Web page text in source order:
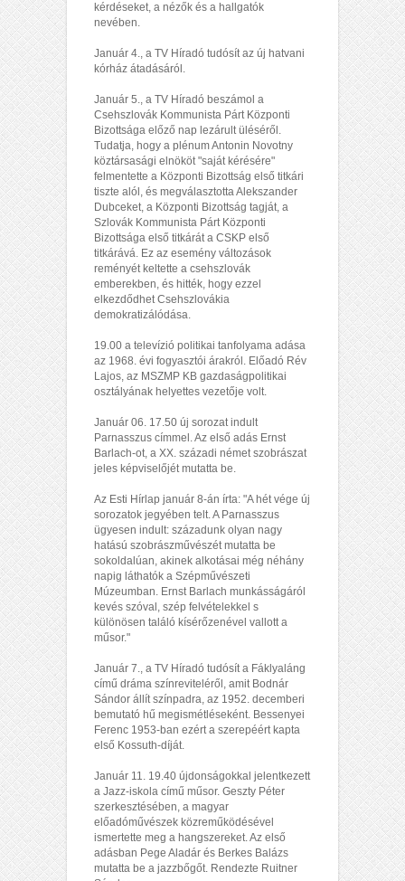
kérdéseket, a nézők és a hallgatók
nevében.
Január 4., a TV Híradó tudósít az új hatvani
kórház átadásáról.
Január 5., a TV Híradó beszámol a
Csehszlovák Kommunista Párt Központi
Bizottsága előző nap lezárult üléséről.
Tudatja, hogy a plénum Antonin Novotny
köztársasági elnököt "saját kérésére"
felmentette a Központi Bizottság első titkári
tiszte alól, és megválasztotta Alekszander
Dubceket, a Központi Bizottság tagját, a
Szlovák Kommunista Párt Központi
Bizottsága első titkárát a CSKP első
titkárává. Ez az esemény változások
reményét keltette a csehszlovák
emberekben, és hitték, hogy ezzel
elkezdődhet Csehszlovákia
demokratizálódása.
19.00 a televízió politikai tanfolyama adása
az 1968. évi fogyasztói árakról. Előadó Rév
Lajos, az MSZMP KB gazdaságpolitikai
osztályának helyettes vezetője volt.
Január 06. 17.50 új sorozat indult
Parnasszus címmel. Az első adás Ernst
Barlach-ot, a XX. századi német szobrászat
jeles képviselőjét mutatta be.
Az Esti Hírlap január 8-án írta: "A hét vége új
sorozatok jegyében telt. A Parnasszus
ügyesen indult: századunk olyan nagy
hatású szobrászművészét mutatta be
sokoldalúan, akinek alkotásai még néhány
napig láthatók a Szépművészeti
Múzeumban. Ernst Barlach munkásságáról
kevés szóval, szép felvételekkel s
különösen találó kísérőzenével vallott a
műsor."
Január 7., a TV Híradó tudósít a Fáklyaláng
című dráma színreviteléről, amit Bodnár
Sándor állít színpadra, az 1952. decemberi
bemutató hű megismétléseként. Bessenyei
Ferenc 1953-ban ezért a szerepéért kapta
első Kossuth-díját.
Január 11. 19.40 újdonságokkal jelentkezett
a Jazz-iskola című műsor. Geszty Péter
szerkesztésében, a magyar
előadóművészek közreműködésével
ismertette meg a hangszereket. Az első
adásban Pege Aladár és Berkes Balázs
mutatta be a jazzbőgőt. Rendezte Ruitner